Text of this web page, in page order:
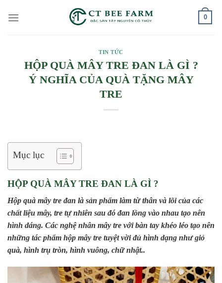
0
TIN TỨC
HỘP QUÀ MÂY TRE ĐAN LÀ GÌ ?
Ý NGHĨA CỦA QUÀ TẶNG MÂY
TRE
Mục lục
HỘP QUÀ MÂY TRE ĐAN LÀ GÌ ?
Hộp quà mây tre đan là sản phẩm làm từ thân và lõi của các
chất liệu mây, tre tự nhiên sau đó đan lồng vào nhau tạo nên
hình dáng. Các nghệ nhân mây tre với bàn tay khéo léo tạo nên
những tác phẩm hộp mây tre tuyệt vời đủ hình dạng như giỏ
quà, hình trụ tròn, hình vuông, chữ nhật..